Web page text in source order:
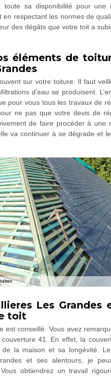
toute sa disponibilité pour une
en respectant les normes de
des dégâts que votre toit a
éléments de
sur votre toiture. Il faut
d’eau se produisent.
pour vous tous les travaux de
ne pas que votre devis de
de faire procéder à une
va continuer à se dégrade et
Les Grandes
toit
est conseillé. Vous avez
41. En effet, la
la maison et sa longévité.
et ses alentours, je
obtiendrez un travail